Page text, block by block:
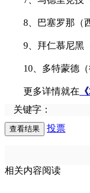
8、巴塞罗那（西
9、拜仁慕尼黑（
10、多特蒙德（
更多详情就在
关键字：
投票
相关内容阅读